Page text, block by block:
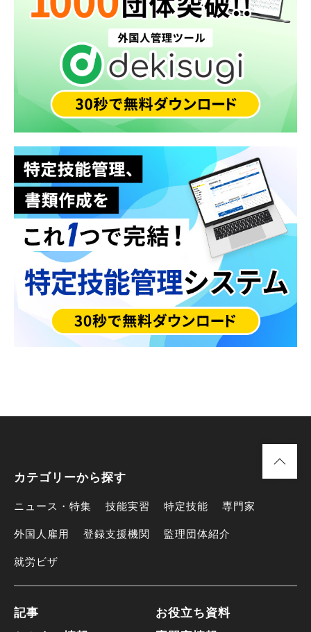
カテゴリーから探す
ニュース・特集 技能実習 特定技能
専門家
外国人雇用
登録支援機関
監理団体紹介
就労ビザ
記事
お役立ち資料